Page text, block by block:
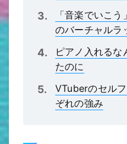
「音楽でいこ
のバーチャルラ
ピアノ入れるな
たのに
VTuberのセル
ぞれの強み